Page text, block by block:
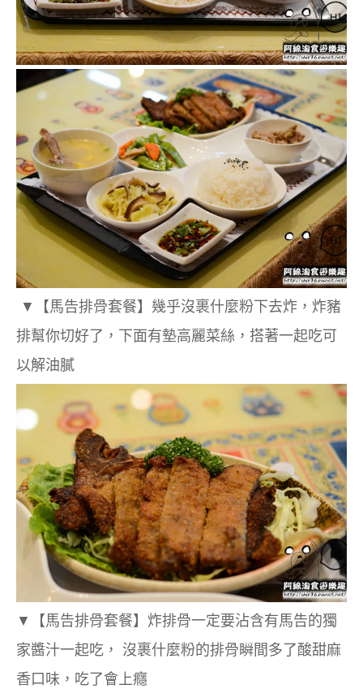
▼【馬告排骨套餐】幾乎沒裹什麼粉下去炸，炸豬
排幫你切好了，下面有墊高麗菜絲，搭著一起吃可
以解油膩
▼【馬告排骨套餐】炸排骨一定要沾含有馬告的獨
家醬汁一起吃， 沒裹什麼粉的排骨瞬間多了酸甜麻
香口味，吃了會上癮